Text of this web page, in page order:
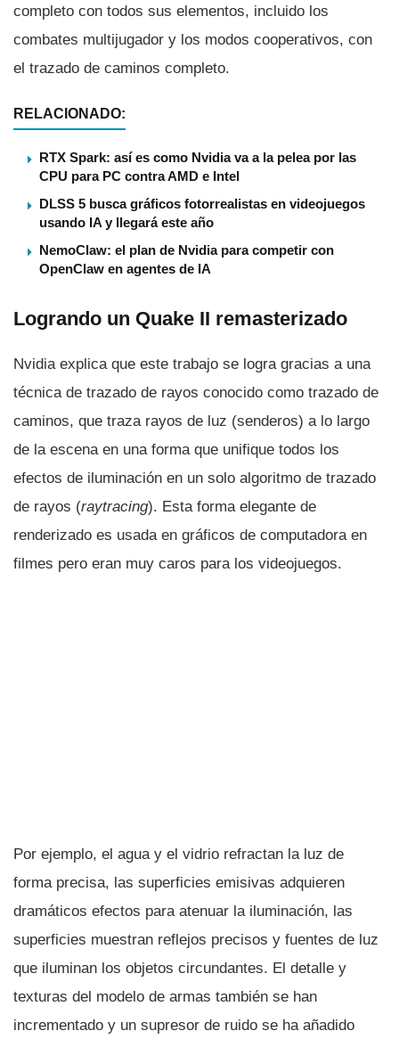
completo con todos sus elementos, incluido los
combates multijugador y los modos cooperativos, con
el trazado de caminos completo.
RELACIONADO:
RTX Spark: así es como Nvidia va a la pelea por las
CPU para PC contra AMD e Intel
DLSS 5 busca gráficos fotorrealistas en videojuegos
usando IA y llegará este año
NemoClaw: el plan de Nvidia para competir con
OpenClaw en agentes de IA
Logrando un Quake II remasterizado
Nvidia explica que este trabajo se logra gracias a una
técnica de trazado de rayos conocido como trazado de
caminos, que traza rayos de luz (senderos) a lo largo
de la escena en una forma que unifique todos los
efectos de iluminación en un solo algoritmo de trazado
de rayos (raytracing). Esta forma elegante de
renderizado es usada en gráficos de computadora en
filmes pero eran muy caros para los videojuegos.
Por ejemplo, el agua y el vidrio refractan la luz de
forma precisa, las superficies emisivas adquieren
dramáticos efectos para atenuar la iluminación, las
superficies muestran reflejos precisos y fuentes de luz
que iluminan los objetos circundantes. El detalle y
texturas del modelo de armas también se han
incrementado y un supresor de ruido se ha añadido